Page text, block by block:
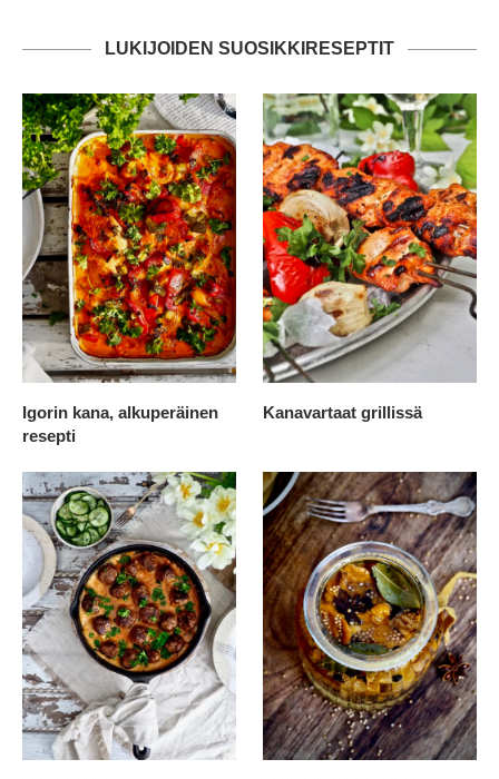
LUKIJOIDEN SUOSIKKIRESEPTIT
Igorin kana, alkuperäinen
resepti
Kanavartaat grillissä